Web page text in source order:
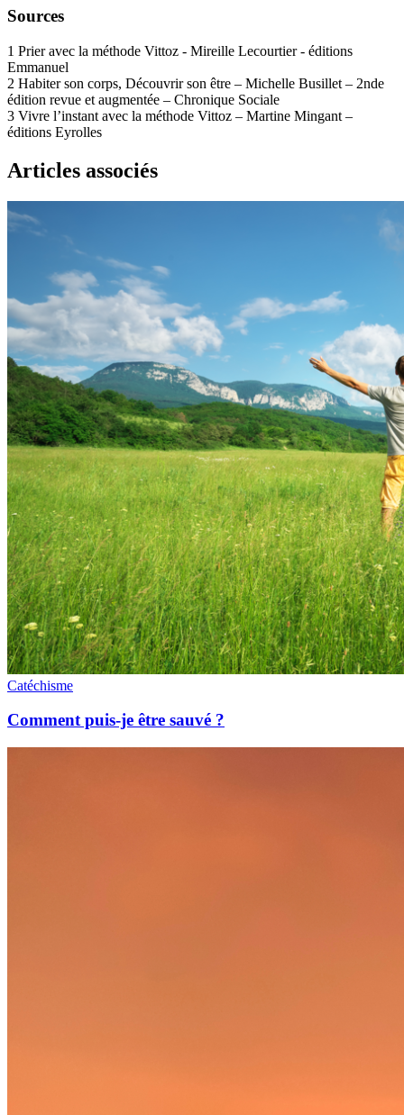
Sources
1 Prier avec la méthode Vittoz - Mireille Lecourtier - éditions
Emmanuel
2 Habiter son corps, Découvrir son être – Michelle Busillet – 2nde
édition revue et augmentée – Chronique Sociale
3 Vivre l’instant avec la méthode Vittoz – Martine Mingant –
éditions Eyrolles
Articles associés
Catéchisme
Comment puis-je être sauvé ?